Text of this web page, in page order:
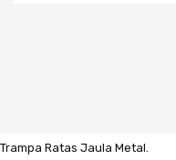
Trampa Ratas Jaula Metal.